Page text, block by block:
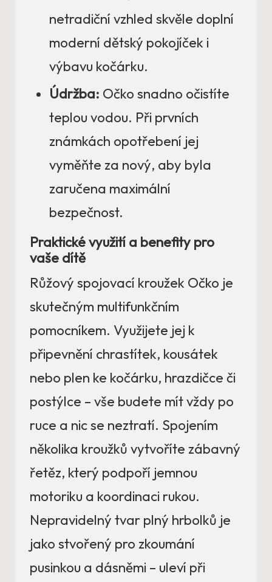
netradiční vzhled skvěle doplní
moderní dětský pokojíček i
výbavu kočárku.
Údržba: Očko snadno očistíte
teplou vodou. Při prvních
známkách opotřebení jej
vyměňte za nový, aby byla
zaručena maximální
bezpečnost.
Praktické využití a benefity pro
vaše dítě
Růžový spojovací kroužek Očko je
skutečným multifunkčním
pomocníkem. Využijete jej k
připevnění chrastítek, kousátek
nebo plen ke kočárku, hrazdičce či
postýlce – vše budete mít vždy po
ruce a nic se neztratí. Spojením
několika kroužků vytvoříte zábavný
řetěz, který podpoří jemnou
motoriku a koordinaci rukou.
Nepravidelný tvar plný hrbolků je
jako stvořený pro zkoumání
pusinkou a dásněmi – uleví při